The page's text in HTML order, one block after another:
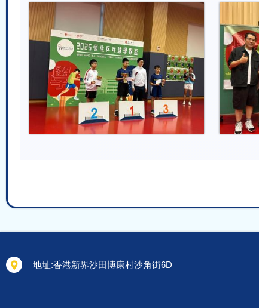
地址:香港新界沙田博康村沙角街6D